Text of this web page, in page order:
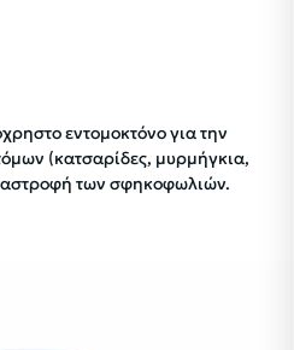
εντομοκτόνο για την
(κατσαρίδες, μυρμήγκια,
των σφηκοφωλιών.